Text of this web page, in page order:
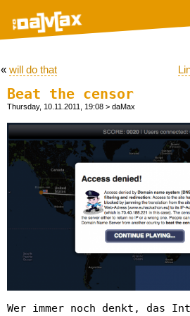
« will do that
Beat the censor
Thursday, 10.11.2011, 19:08 > daMax
Wer immer noch denkt, das